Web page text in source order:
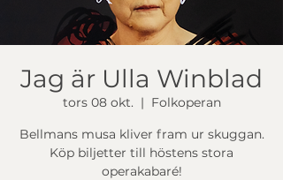
Jag är Ulla Winblad
tors 08 okt.
  |
Folkoperan
Bellmans musa kliver fram ur skuggan.
Köp biljetter till höstens stora
operakabaré!